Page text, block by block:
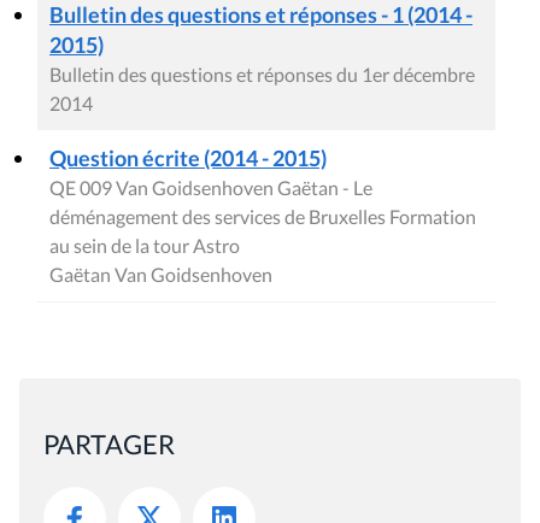
Bulletin des questions et réponses - 1 (2014 -
2015)
Bulletin des questions et réponses du 1er décembre
2014
Question écrite (2014 - 2015)
QE 009 Van Goidsenhoven Gaëtan - Le
déménagement des services de Bruxelles Formation
au sein de la tour Astro
Gaëtan Van Goidsenhoven
PARTAGER